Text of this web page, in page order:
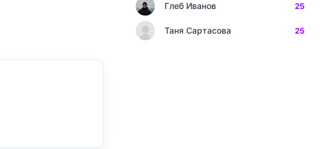
Глеб Иванов 25
Таня Сартасова 25